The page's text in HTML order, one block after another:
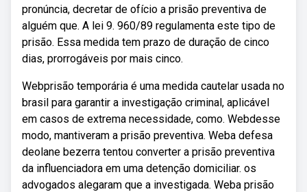
pronúncia, decretar de ofício a prisão preventiva de
alguém que. A lei 9. 960/89 regulamenta este tipo de
prisão. Essa medida tem prazo de duração de cinco
dias, prorrogáveis por mais cinco.
Webprisão temporária é uma medida cautelar usada no
brasil para garantir a investigação criminal, aplicável
em casos de extrema necessidade, como. Webdesse
modo, mantiveram a prisão preventiva. Weba defesa
deolane bezerra tentou converter a prisão preventiva
da influenciadora em uma detenção domiciliar. os
advogados alegaram que a investigada. Weba prisão